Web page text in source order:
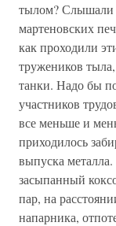
тылом? Слышали
мартеновских
как проходили
тружеников
танки. Надо бы
участников
все меньше и
приходилось
выпуска
засыпанный
пар, на
напарника,